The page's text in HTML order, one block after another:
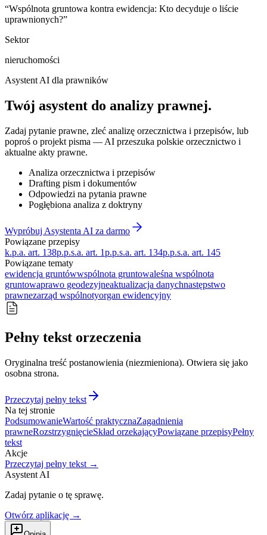
“Wspólnota gruntowa kontra ewidencja: Kto decyduje o liście
uprawnionych?”
Sektor
nieruchomości
Asystent AI dla prawników
Twój asystent do analizy prawnej.
Zadaj pytanie prawne, zleć analizę orzecznictwa i przepisów, lub
poproś o projekt pisma — AI przeszuka polskie orzecznictwo i
aktualne akty prawne.
Analiza orzecznictwa i przepisów
Drafting pism i dokumentów
Odpowiedzi na pytania prawne
Pogłębiona analiza z doktryny
Wypróbuj Asystenta AI za darmo
Powiązane przepisy
k.p.a. art. 138p.p.s.a. art. 1p.p.s.a. art. 134p.p.s.a. art. 145
Powiązane tematy
ewidencja gruntówwspólnota gruntowaleśna wspólnota
gruntowaprawo geodezyjneaktualizacja danychnastępstwo
prawnezarząd wspólnotyorgan ewidencyjny
Pełny tekst orzeczenia
Oryginalna treść postanowienia (niezmieniona). Otwiera się jako
osobna strona.
Przeczytaj pełny tekst
Na tej stronie
PodsumowanieWartość praktycznaZagadnienia
prawneRozstrzygnięcieSkład orzekającyPowiązane przepisyPełny
tekst
Akcje
Przeczytaj pełny tekst →
Asystent AI
Zadaj pytanie o tę sprawę.
Otwórz aplikację →